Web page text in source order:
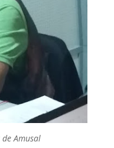
Amusal